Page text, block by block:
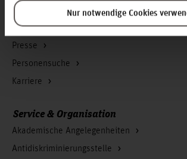
Nur notwendige Cookies
Kontakt und Anreise
Startseite Hochschule Hannover
Presse
Personensuche
Karriere
Service & Organisation
Akademische Angelegenheiten
Antidiskriminierungsstelle